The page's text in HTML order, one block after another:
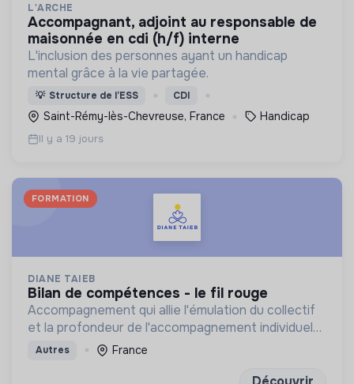
L'ARCHE
accompagnant, adjoint au responsable de
maisonnée en cdi (h/f) interne
L'inclusion des personnes ayant un handicap
mental grâce à la vie partagée.
💡 Structure de l’ESS CDI
Saint-Rémy-lès-Chevreuse, France Handicap
Il y a 19 jours
FORMATION
DIANE TAIEB
bilan de compétences - le fil rouge
Accompagnement qui allie l'émulation du collectif
et la profondeur de l'accompagnement individuel
pour construire sa prochaine étape avec
Autres France